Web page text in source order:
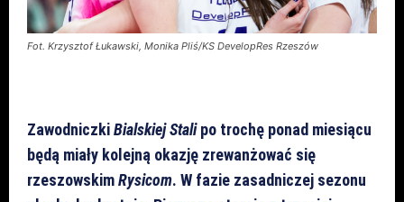
Fot. Krzysztof Łukawski, Monika Pliś/KS DevelopRes Rzeszów
ZawodniczkiBialskiej Stalipo trochę ponad miesiącu
będą miały kolejną okazję zrewanżować się
rzeszowskimRysicom. W fazie zasadniczej sezonu